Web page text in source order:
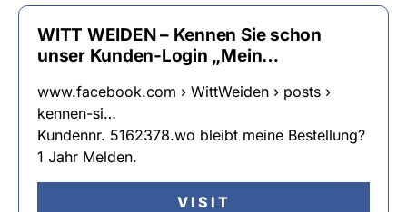
WITT WEIDEN – Kennen Sie schon
unser Kunden-Login „Mein…
www.facebook.com › WittWeiden › posts ›
kennen-si…
Kundennr. 5162378.wo bleibt meine Bestellung?
1 Jahr Melden.
VISIT